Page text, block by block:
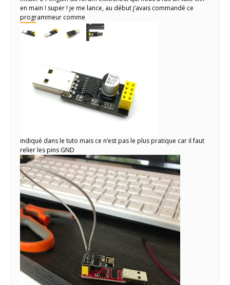
en main ! super ! je me lance, au début j’avais commandé ce
programmeur comme
indiqué dans le tuto mais ce n’est pas le plus pratique car il faut
relier les pins GND